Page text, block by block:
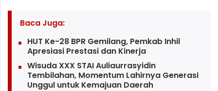
Baca Juga:
HUT Ke-28 BPR Gemilang, Pemkab Inhil
Apresiasi Prestasi dan Kinerja
Wisuda XXX STAI Auliaurrasyidin
Tembilahan, Momentum Lahirnya Generasi
Unggul untuk Kemajuan Daerah